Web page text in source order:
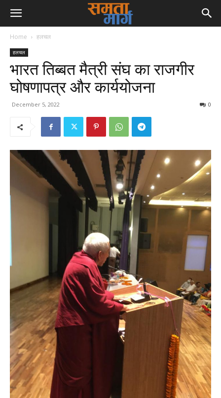
Home हलचल
हलचल
भारत तिब्बत मैत्री संघ का राजगीर
घोषणापत्र और कार्ययोजना
December 5, 2022 0